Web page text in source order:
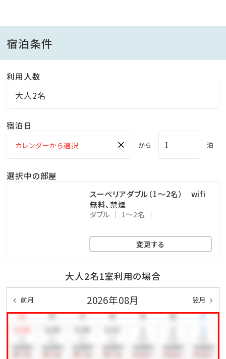
使い慣れたアメニティをご持参いただく「ライフスタイル
型」のご滞在を提案しております。
何卒ご理解とご協力を賜りますようお願い申し上げま
す。
綿棒／コットン
・屋外プール※7/18～8/31（10：00～17：00）
・屋内プール（キッズプール併設）※7/18～8/31（10：00
～17：00）、9/1～9/30（13：00～17：00）
・サッカー場／天然芝
・キッズルーム
・麻雀ルーム
※団体予約等により、一部アクティビティがご利用いた
だけない場合があります。
宿泊条件
利用人数
大人2名
宿泊日
× から 泊
選択中の部屋
スーペリアダブル（1～2名） wifi
無料、禁煙
ダブル 1～2名
変更する
大人2名1室利用の場合
前月 2026年08月 翌月